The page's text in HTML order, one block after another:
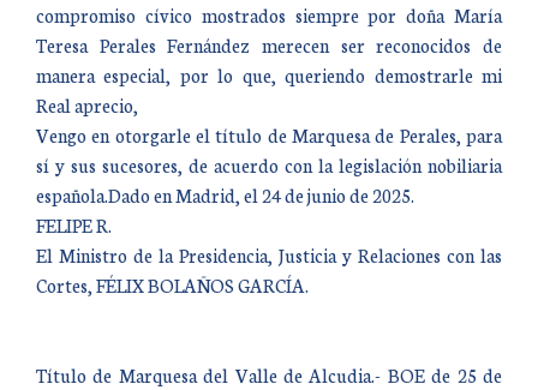
compromiso cívico mostrados siempre por doña María
Teresa Perales Fernández merecen ser reconocidos de
manera especial, por lo que, queriendo demostrarle mi
Real aprecio,
Vengo en otorgarle el título de Marquesa de Perales, para
sí y sus sucesores, de acuerdo con la legislación nobiliaria
española.Dado en Madrid, el 24 de junio de 2025.
FELIPE R.
El Ministro de la Presidencia, Justicia y Relaciones con las
Cortes, FÉLIX BOLAÑOS GARCÍA.
Título de Marquesa del Valle de Alcudia.- BOE de 25 de